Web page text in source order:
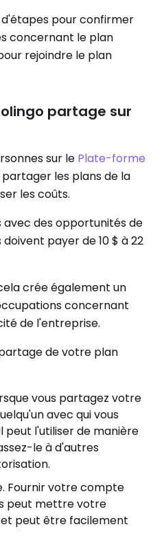
d'étapes pour confirmer
concernant le plan
rejoindre le plan
partage sur
sur le Plate-forme
les plans de la
les coûts.
avec des opportunités de
payer de 10 $ à 22
crée également un
concernant
de l'entreprise.
de votre plan
vous partagez votre
avec qui vous
peut l'utiliser de manière
le à d'autres
Fournir votre compte
peut mettre votre
peut être facilement